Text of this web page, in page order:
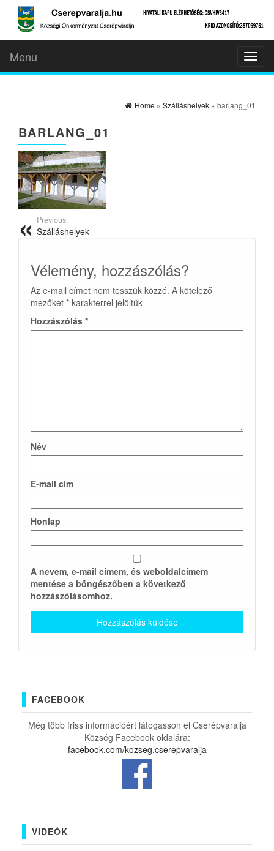
Menu
Home » Szálláshelyek » barlang_01
BARLANG_01
Previous:
Szálláshelyek
Vélemény, hozzászólás?
Az e-mail címet nem tesszük közzé. A kötelező
mezőket * karakterrel jelöltük
Hozzászólás *
Név
E-mail cím
Honlap
A nevem, e-mail címem, és weboldalcímem
mentése a böngészőben a következő
hozzászólásomhoz.
FACEBOOK
Még több friss információért látogasson el Cserépváralja
Község Facebook oldalára:
facebook.com/kozseg.cserepvaralja
VIDEÓK